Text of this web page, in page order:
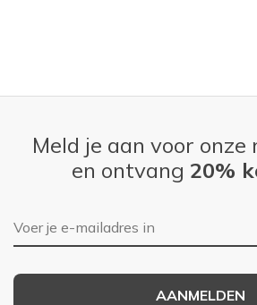
Meld je aan voor
en ontvang 20%
E-mailadres
AANMELDEN